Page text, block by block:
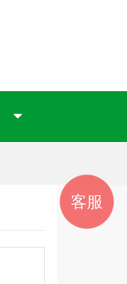
客服
销售
一
销售
二
邮件
咨询
联系
我们